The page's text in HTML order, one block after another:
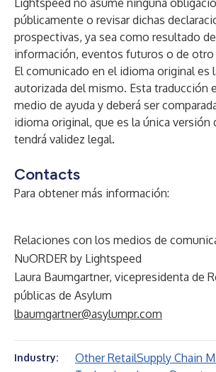
Lightspeed no asume ninguna
públicamente o revisar dichas
prospectivas, ya sea como resultado
información, eventos futuros o de
El comunicado en el idioma original es
autorizada del mismo. Esta traducción
medio de ayuda y deberá ser
idioma original, que es la única versión
tendrá validez legal.
Contacts
Para obtener más información:
Relaciones con los medios de
NuORDER by Lightspeed
Laura Baumgartner, vicepresidenta de
públicas de Asylum
lbaumgartner@asylumpr.com
Industry: Other RetailSupply Chain